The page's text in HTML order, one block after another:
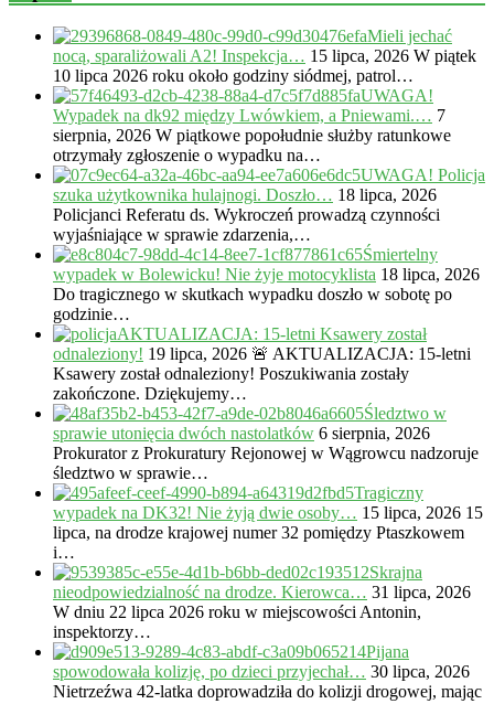
Mieli jechać
nocą, sparaliżowali A2! Inspekcja… 15 lipca, 2026 W piątek
10 lipca 2026 roku około godziny siódmej, patrol…
UWAGA!
Wypadek na dk92 między Lwówkiem, a Pniewami.… 7
sierpnia, 2026 W piątkowe popołudnie służby ratunkowe
otrzymały zgłoszenie o wypadku na…
UWAGA! Policja
szuka użytkownika hulajnogi. Doszło… 18 lipca, 2026
Policjanci Referatu ds. Wykroczeń prowadzą czynności
wyjaśniające w sprawie zdarzenia,…
Śmiertelny
wypadek w Bolewicku! Nie żyje motocyklista 18 lipca, 2026
Do tragicznego w skutkach wypadku doszło w sobotę po
godzinie…
AKTUALIZACJA: 15-letni Ksawery został
odnaleziony! 19 lipca, 2026 🚨 AKTUALIZACJA: 15-letni
Ksawery został odnaleziony! Poszukiwania zostały
zakończone. Dziękujemy…
Śledztwo w
sprawie utonięcia dwóch nastolatków 6 sierpnia, 2026
Prokurator z Prokuratury Rejonowej w Wągrowcu nadzoruje
śledztwo w sprawie…
Tragiczny
wypadek na DK32! Nie żyją dwie osoby… 15 lipca, 2026 15
lipca, na drodze krajowej numer 32 pomiędzy Ptaszkowem
i…
Skrajna
nieodpowiedzialność na drodze. Kierowca… 31 lipca, 2026
W dniu 22 lipca 2026 roku w miejscowości Antonin,
inspektorzy…
Pijana
spowodowała kolizję, po dzieci przyjechał… 30 lipca, 2026
Nietrzeźwa 42-latka doprowadziła do kolizji drogowej, mając